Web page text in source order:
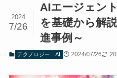
AIエージェン
を基礎から解
進事例～
2024
7/26
テクノロジー AI 2024/07/26